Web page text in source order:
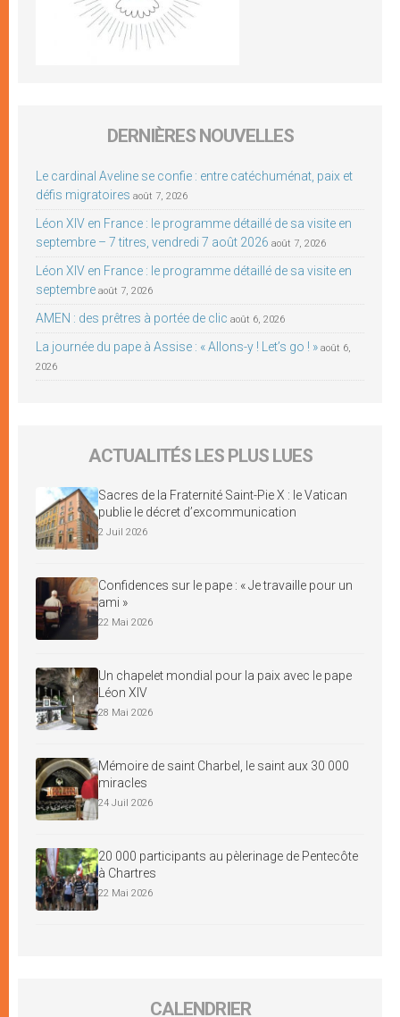
DERNIÈRES NOUVELLES
Le cardinal Aveline se confie : entre catéchuménat, paix et
défis migratoires août 7, 2026
Léon XIV en France : le programme détaillé de sa visite en
septembre – 7 titres, vendredi 7 août 2026 août 7, 2026
Léon XIV en France : le programme détaillé de sa visite en
septembre août 7, 2026
AMEN : des prêtres à portée de clic août 6, 2026
La journée du pape à Assise : « Allons-y ! Let’s go ! » août 6,
2026
ACTUALITÉS LES PLUS LUES
Sacres de la Fraternité Saint-Pie X : le Vatican
publie le décret d’excommunication
2 Juil 2026
Confidences sur le pape : « Je travaille pour un
ami »
22 Mai 2026
Un chapelet mondial pour la paix avec le pape
Léon XIV
28 Mai 2026
Mémoire de saint Charbel, le saint aux 30 000
miracles
24 Juil 2026
20 000 participants au pèlerinage de Pentecôte
à Chartres
22 Mai 2026
CALENDRIER